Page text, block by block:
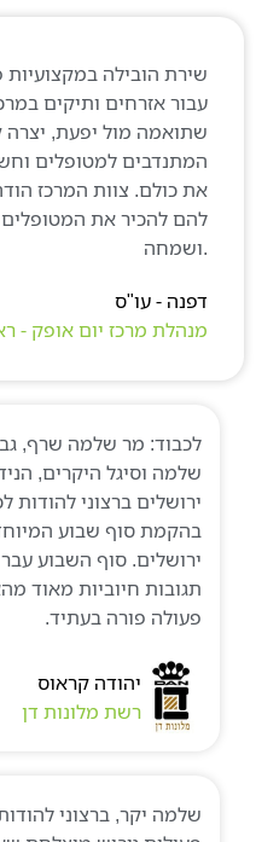
- עו"ס
מרכז יום אופק - ראשל"צ
הובילה במקצועיות
אזרחים ותיקים במרכז יום
מול יפעת, יצרה קשר
למטופלים וחשפה
כולם. צוות המרכז הודה על
להכיר את המטופלים לעומק
לכבוד: מר שלמה שרף, גב' סיגל
שלמה וסיגל היקרים, הנידון:
ירושלים ברצוני להודות לכם
בהקמת סוף שבוע המיוחד
ירושלים. סוף השבוע עבר
תגובות חיוביות מאוד
פעולה פורה בעתיד.
יהודה קראוס​
רשת מלונות דן
שלמה יקר, ברצוני להודות לך